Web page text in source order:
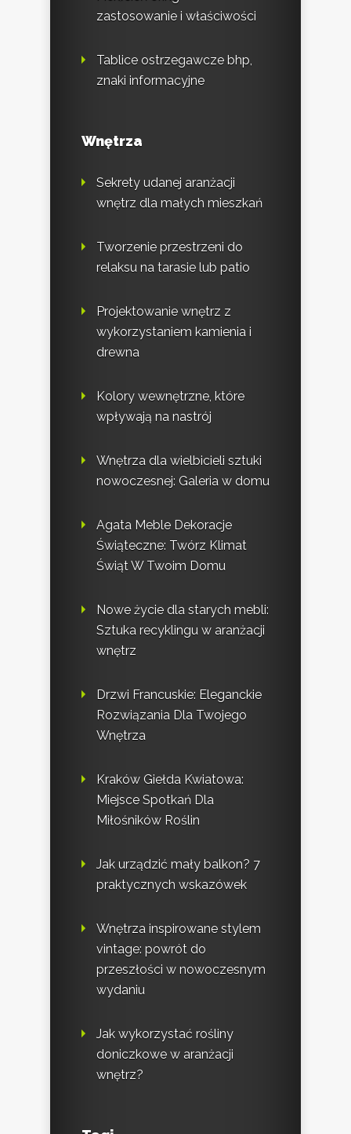
zastosowanie i właściwości
Tablice ostrzegawcze bhp,
znaki informacyjne
Wnętrza
Sekrety udanej aranżacji
wnętrz dla małych mieszkań
Tworzenie przestrzeni do
relaksu na tarasie lub patio
Projektowanie wnętrz z
wykorzystaniem kamienia i
drewna
Kolory wewnętrzne, które
wpływają na nastrój
Wnętrza dla wielbicieli sztuki
nowoczesnej: Galeria w domu
Agata Meble Dekoracje
Świąteczne: Twórz Klimat
Świąt W Twoim Domu
Nowe życie dla starych mebli:
Sztuka recyklingu w aranżacji
wnętrz
Drzwi Francuskie: Eleganckie
Rozwiązania Dla Twojego
Wnętrza
Kraków Giełda Kwiatowa:
Miejsce Spotkań Dla
Miłośników Roślin
Jak urządzić mały balkon? 7
praktycznych wskazówek
Wnętrza inspirowane stylem
vintage: powrót do
przeszłości w nowoczesnym
wydaniu
Jak wykorzystać rośliny
doniczkowe w aranżacji
wnętrz?